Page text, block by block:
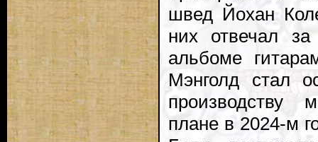
швед Йохан
них отвечал
альбоме
Мэнголд стал
производству
плане в 2024-м